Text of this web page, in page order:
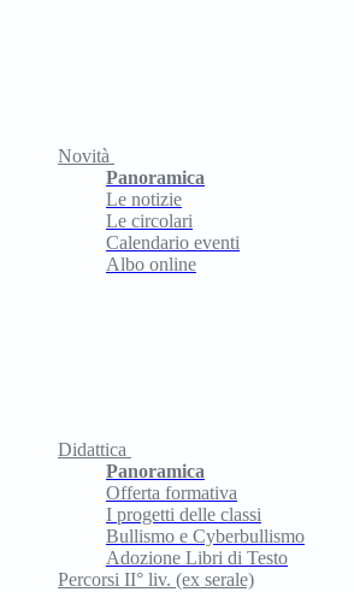
Novità
Panoramica
Le notizie
Le circolari
Calendario eventi
Albo online
Didattica
Panoramica
Offerta formativa
I progetti delle classi
Bullismo e Cyberbullismo
Adozione Libri di Testo
Percorsi II° liv. (ex serale)